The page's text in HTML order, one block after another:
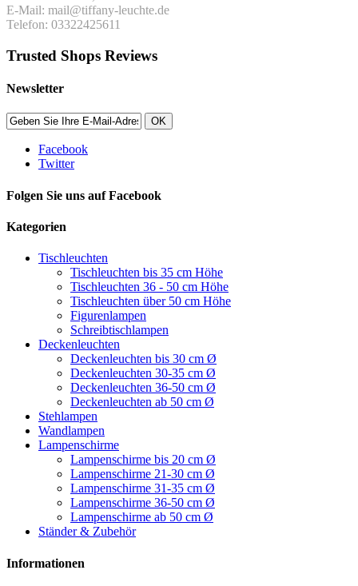
E-Mail: mail@tiffany-leuchte.de
Telefon: 03322425611
Trusted Shops Reviews
Newsletter
OK
Facebook
Twitter
Folgen Sie uns auf Facebook
Kategorien
Tischleuchten
Tischleuchten bis 35 cm Höhe
Tischleuchten 36 - 50 cm Höhe
Tischleuchten über 50 cm Höhe
Figurenlampen
Schreibtischlampen
Deckenleuchten
Deckenleuchten bis 30 cm Ø
Deckenleuchten 30-35 cm Ø
Deckenleuchten 36-50 cm Ø
Deckenleuchten ab 50 cm Ø
Stehlampen
Wandlampen
Lampenschirme
Lampenschirme bis 20 cm Ø
Lampenschirme 21-30 cm Ø
Lampenschirme 31-35 cm Ø
Lampenschirme 36-50 cm Ø
Lampenschirme ab 50 cm Ø
Ständer & Zubehör
Informationen